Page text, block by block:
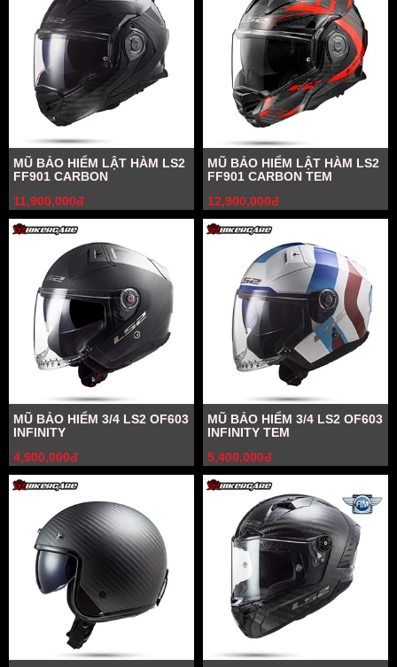
MŨ BẢO HIỂM LẬT HÀM LS2
FF901 CARBON
11,900,000đ
MŨ BẢO HIỂM LẬT HÀM LS2
FF901 CARBON TEM
12,900,000đ
MŨ BẢO HIỂM 3/4 LS2 OF603
INFINITY
4,900,000đ
MŨ BẢO HIỂM 3/4 LS2 OF603
INFINITY TEM
5,400,000đ